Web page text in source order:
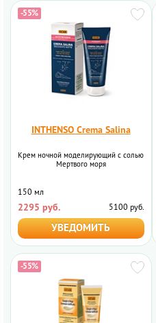
INTHENSO Crema Salina
Крем ночной моделирующий с солью
Мертвого моря
-55%
150 мл
2295 руб. 5100 руб.
УВЕДОМИТЬ
-55%